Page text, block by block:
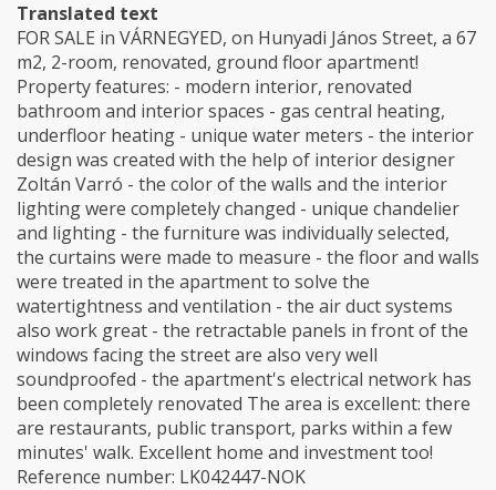
Translated text
FOR SALE in VÁRNEGYED, on Hunyadi János Street, a 67
m2, 2-room, renovated, ground floor apartment!
Property features: - modern interior, renovated
bathroom and interior spaces - gas central heating,
underfloor heating - unique water meters - the interior
design was created with the help of interior designer
Zoltán Varró - the color of the walls and the interior
lighting were completely changed - unique chandelier
and lighting - the furniture was individually selected,
the curtains were made to measure - the floor and walls
were treated in the apartment to solve the
watertightness and ventilation - the air duct systems
also work great - the retractable panels in front of the
windows facing the street are also very well
soundproofed - the apartment's electrical network has
been completely renovated The area is excellent: there
are restaurants, public transport, parks within a few
minutes' walk. Excellent home and investment too!
Reference number: LK042447-NOK